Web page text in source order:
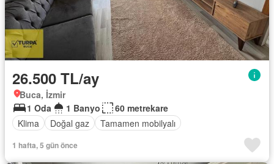
26.500 TL/ay
Buca, İzmir
1 Oda
1 Banyo
60 metrekare
Klima
Doğal gaz Tamamen mobilyalı
1 hafta, 5 gün önce